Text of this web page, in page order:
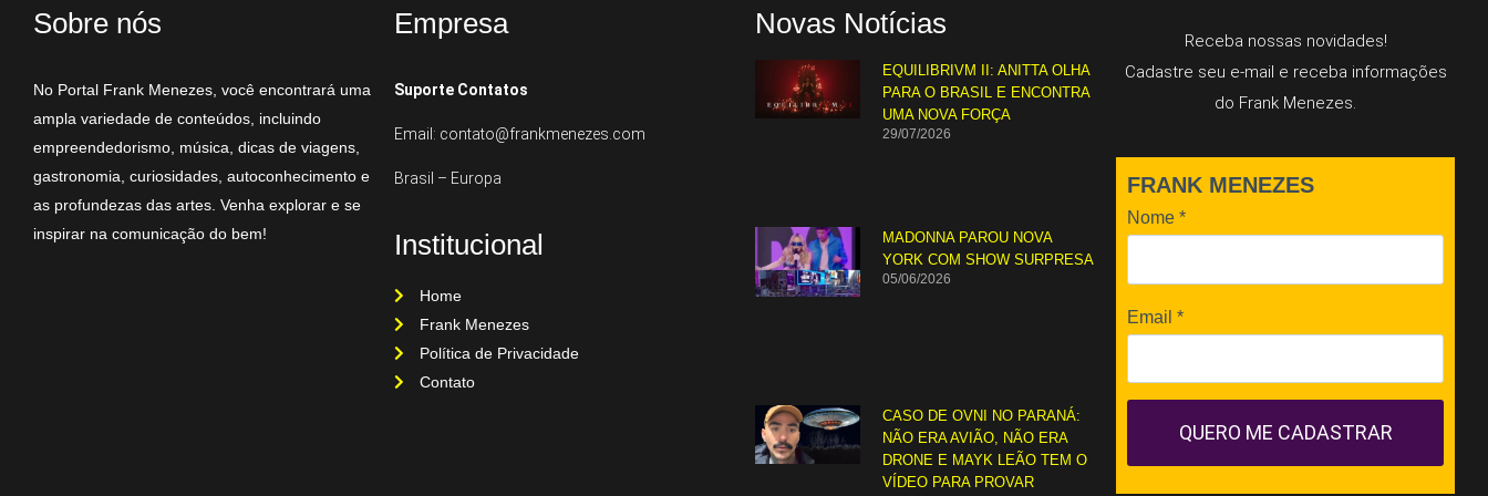
Sobre nós
No Portal Frank Menezes, você encontrará uma
ampla variedade de conteúdos, incluindo
empreendedorismo, música, dicas de viagens,
gastronomia, curiosidades, autoconhecimento e
as profundezas das artes. Venha explorar e se
inspirar na comunicação do bem!
Empresa
Suporte Contatos
Email: contato@frankmenezes.com
Brasil – Europa
Institucional
Home
Frank Menezes
Política de Privacidade
Contato
Novas Notícias
EQUILIBRIVM II: ANITTA OLHA
PARA O BRASIL E ENCONTRA
UMA NOVA FORÇA
29/07/2026
MADONNA PAROU NOVA
YORK COM SHOW SURPRESA
05/06/2026
CASO DE OVNI NO PARANÁ:
NÃO ERA AVIÃO, NÃO ERA
DRONE E MAYK LEÃO TEM O
VÍDEO PARA PROVAR
Receba nossas novidades!
Cadastre seu e-mail e receba informações
do Frank Menezes.
FRANK MENEZES
Nome *
Email *
QUERO ME CADASTRAR